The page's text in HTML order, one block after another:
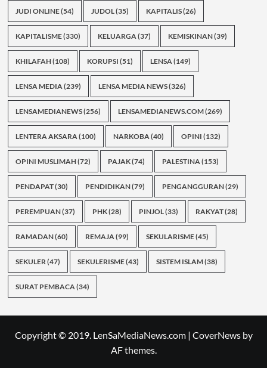
JUDI ONLINE(54) JUDOL(35) KAPITALIS(26)
KAPITALISME(330) KELUARGA(37) KEMISKINAN(39)
KHILAFAH(108) KORUPSI (51) LENSA(149)
LENSA MEDIA(239) LENSA MEDIA NEWS(326)
LENSAMEDIANEWS(256) LENSAMEDIANEWS.COM(269)
LENTERA AKSARA(100) NARKOBA(40) OPINI (132)
OPINI MUSLIMAH(72) PAJAK(74) PALESTINA(153)
PENDAPAT(30) PENDIDIKAN(79) PENGANGGURAN(29)
PEREMPUAN(37) PHK(28) PINJOL(33) RAKYAT(28)
RAMADAN(60) REMAJA(99) SEKULARISME(45)
SEKULER(47) SEKULERISME(43) SISTEM ISLAM(38)
SURAT PEMBACA(34)
Copyright © 2019. LenSaMediaNews.com | CoverNewsby
AF themes.